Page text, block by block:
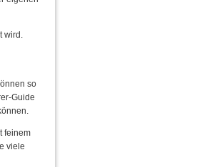
wird.
so
Guide
feinem
viele